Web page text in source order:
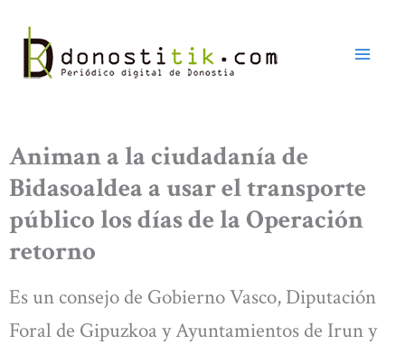
contenido
Animan a la ciudadanía de
Bidasoaldea a usar el transporte
público los días de la Operación
retorno
Es un consejo de Gobierno Vasco, Diputación
Foral de Gipuzkoa y Ayuntamientos de Irun y